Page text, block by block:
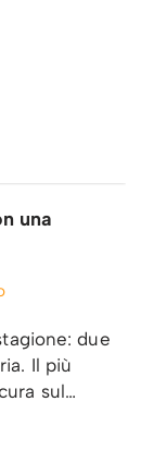
una
due
Il più
sul…